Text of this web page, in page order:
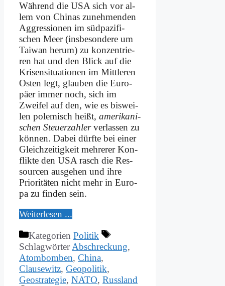
Wäh­rend die USA sich vor al­
lem von Chi­nas zu­neh­men­den
Ag­gres­sio­nen im süd­pa­zi­fi­
schen Meer (ins­be­son­de­re um
Tai­wan her­um) zu kon­zen­trie­
ren hat und den Blick auf die
Kri­sen­si­tua­tio­nen im Mitt­le­ren
Osten legt, glau­ben die Eu­ro­
pä­er im­mer noch, sich im
Zwei­fel auf den, wie es bis­wei­
len po­le­misch heißt, ame­ri­ka­ni­
schen Steu­er­zah­lerver­las­sen zu
kön­nen. Da­bei dürf­te bei ei­ner
Gleich­zei­tig­keit meh­re­rer Kon­
flik­te den USA rasch die Res­
sour­cen aus­ge­hen und ih­re
Prio­ri­tä­ten nicht mehr in Eu­ro­
pa zu fin­den sein.
Wei­ter­le­sen ...
Kategorien Politik
SchlagwörterAbschreckung,
Atombomben, China,
Clausewitz, Geopolitik,
Geostrategie, NATO, Russland